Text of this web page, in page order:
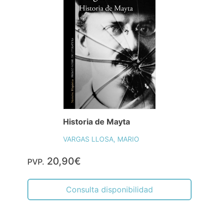
Historia de Mayta
VARGAS LLOSA, MARIO
PVP. 20,90€
Consulta disponibilidad